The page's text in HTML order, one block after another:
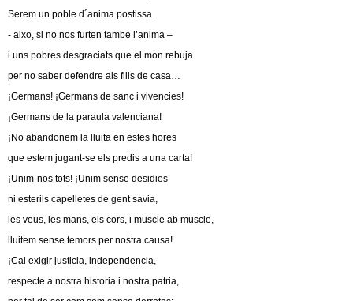
Serem un poble d´anima postissa
- aixo, si no nos furten tambe l’anima –
i uns pobres desgraciats que el mon rebuja
per no saber defendre als fills de casa…
¡Germans! ¡Germans de sanc i vivencies!
¡Germans de la paraula valenciana!
¡No abandonem la lluita en estes hores
que estem jugant-se els predis a una carta!
¡Unim-nos tots! ¡Unim sense desidies
ni esterils capelletes de gent savia,
les veus, les mans, els cors, i muscle ab muscle,
lluitem sense temors per nostra causa!
¡Cal exigir justicia, independencia,
respecte a nostra historia i nostra patria,